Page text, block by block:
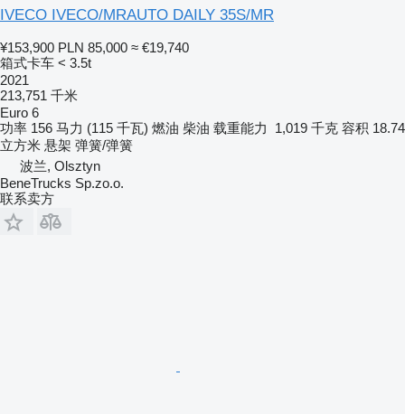
IVECO IVECO/MRAUTO DAILY 35S/MR
¥153,900 PLN 85,000 ≈ €19,740
箱式卡车 < 3.5t
2021
213,751 千米
Euro 6
功率 156 马力 (115 千瓦) 燃油 柴油 载重能力 1,019 千克 容积 18.74
立方米 悬架 弹簧/弹簧
波兰, Olsztyn
BeneTrucks Sp.zo.o.
联系卖方